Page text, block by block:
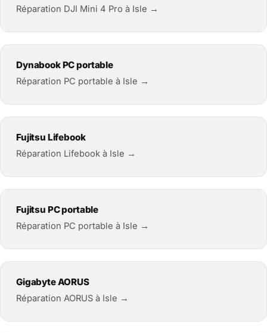
Réparation DJI Mini 4 Pro à Isle →
Dynabook PC portable
Réparation PC portable à Isle →
Fujitsu Lifebook
Réparation Lifebook à Isle →
Fujitsu PC portable
Réparation PC portable à Isle →
Gigabyte AORUS
Réparation AORUS à Isle →